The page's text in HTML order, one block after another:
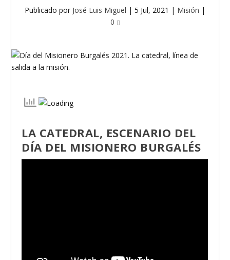
Publicado por José Luis Miguel | 5 Jul, 2021 | Misión |
0
LA CATEDRAL, ESCENARIO DEL
DÍA DEL MISIONERO BURGALÉS